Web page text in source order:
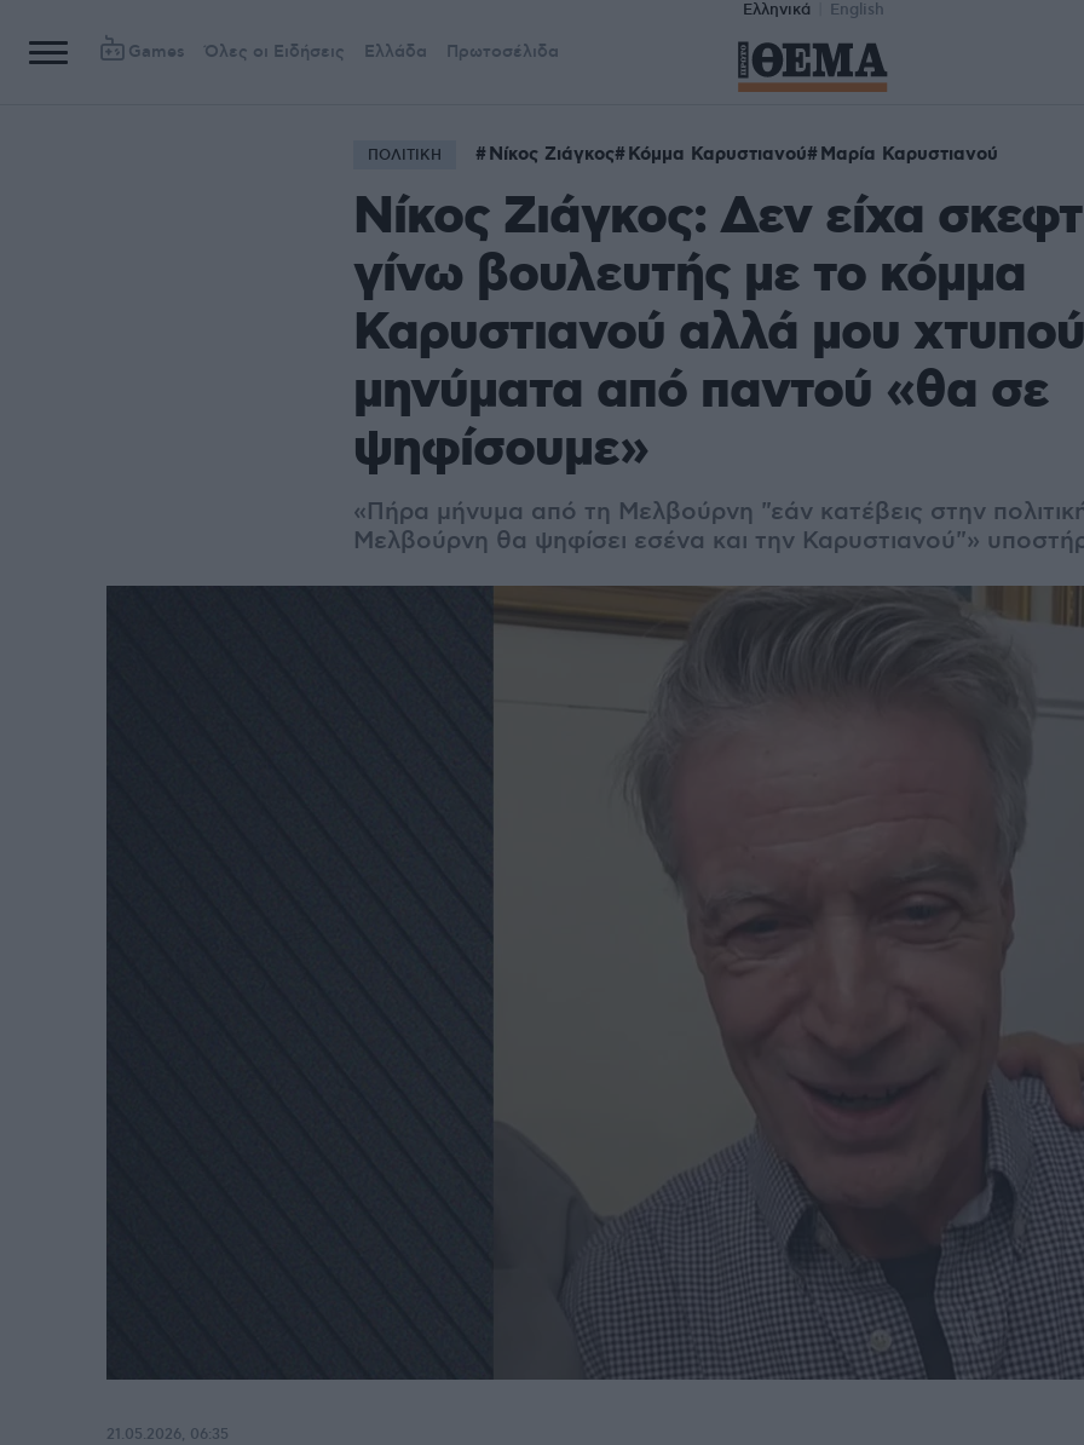
Ελληνικά English
Games Όλες οι Ειδήσεις Ελλάδα Πρωτοσέλιδα
ΠΟΛΙΤΙΚΗ Νίκος Ζιάγκος Κόμμα Καρυστιανού Μαρία Καρυστιανού
Νίκος Ζιάγκος: Δεν είχα
γίνω βουλευτής με το κόμμα
Καρυστιανού αλλά μου
μηνύματα από παντού «θα σε
ψηφίσουμε»
«Πήρα μήνυμα από τη Μελβούρνη "εάν κατέβεις στην
Μελβούρνη θα ψηφίσει εσένα και την Καρυστιανού"»
21.05.2026, 06:35